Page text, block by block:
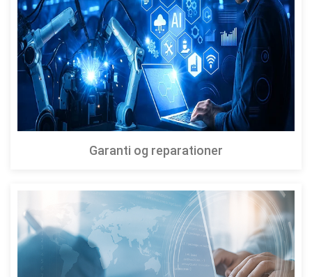
Garanti og reparationer